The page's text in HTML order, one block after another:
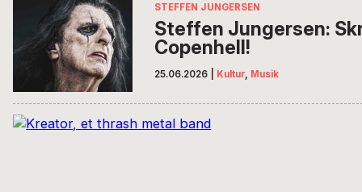
STEFFEN JUNGERSEN
Steffen Jungersen:
Copenhell!
25.06.2026 Kultur, Musik